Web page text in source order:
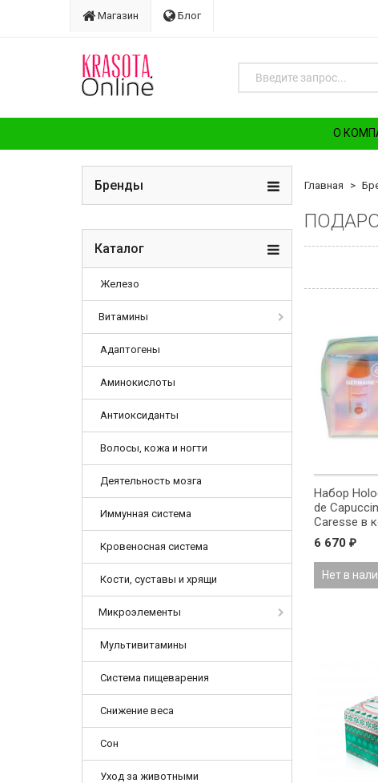
Магазин Блог
О
Бренды
Каталог
Железо
Витамины
Адаптогены
Аминокислоты
Антиоксиданты
Волосы, кожа и ногти
Деятельность мозга
Иммунная система
Кровеносная система
Кости, суставы и хрящи
Микроэлементы
Мультивитамины
Система пищеварения
Снижение веса
Сон
Уход за животными
Главная
Набор
de
Caresse в
6 670 ₽
Нет в